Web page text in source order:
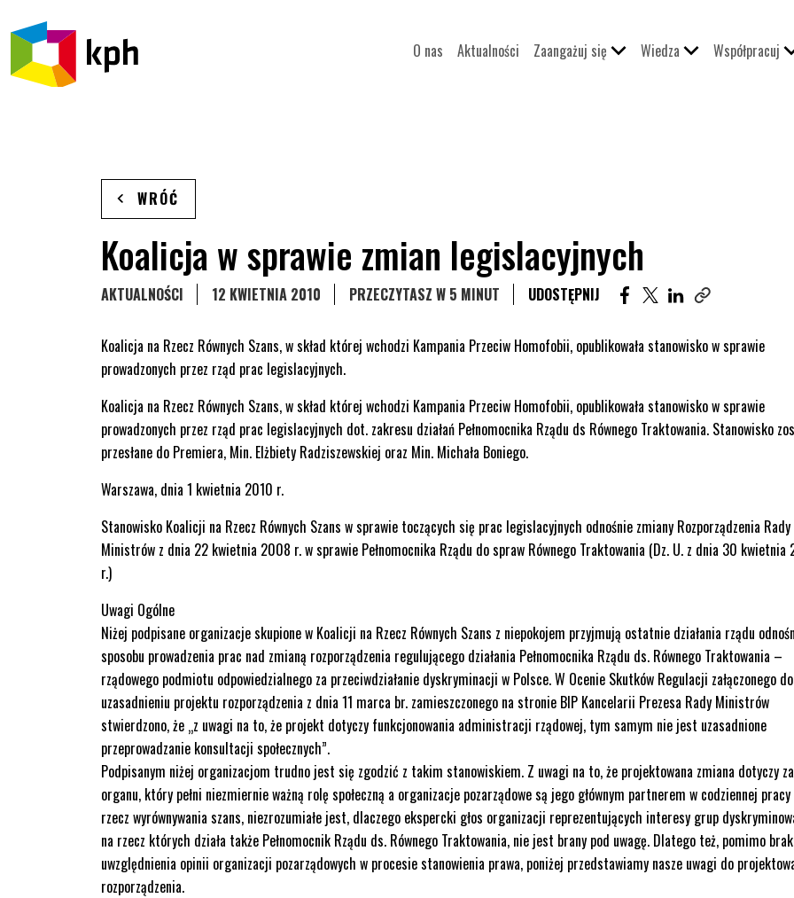
PRZEJDŹ DO TREŚCI
O nas Aktualności Zaangażuj się Wiedza Współpracuj
WRÓĆ
Koalicja w sprawie zmian legislacyjnych
STRONA KATEGORII WPISÓW
AKTUALNOŚCI 12 KWIETNIA 2010 PRZECZYTASZ W 5 MINUT UDOSTĘPNIJ UDOSTĘPNIJ ARTYKUŁ NA
UDOSTĘPNIJ
UDOSTĘPNIJ
Koalicja na Rzecz Równych Szans, w skład której wchodzi Kampania Przeciw Homofobii, opublikowała stanowisko w sprawie
prowadzonych przez rząd prac legislacyjnych.
Koalicja na Rzecz Równych Szans, w skład której wchodzi Kampania Przeciw Homofobii, opublikowała stanowisko w sprawie
prowadzonych przez rząd prac legislacyjnych dot. zakresu działań Pełnomocnika Rządu ds Równego Traktowania. Stanowisko
przesłane do Premiera, Min. Elżbiety Radziszewskiej oraz Min. Michała Boniego.
Warszawa, dnia 1 kwietnia 2010 r.
Stanowisko Koalicji na Rzecz Równych Szans w sprawie toczących się prac legislacyjnych odnośnie zmiany Rozporządzenia Rady
Ministrów z dnia 22 kwietnia 2008 r. w sprawie Pełnomocnika Rządu do spraw Równego Traktowania (Dz. U. z dnia 30 kwietnia
r.)
Uwagi Ogólne
Niżej podpisane organizacje skupione w Koalicji na Rzecz Równych Szans z niepokojem przyjmują ostatnie działania rządu
sposobu prowadzenia prac nad zmianą rozporządzenia regulującego działania Pełnomocnika Rządu ds. Równego Traktowania –
rządowego podmiotu odpowiedzialnego za przeciwdziałanie dyskryminacji w Polsce. W Ocenie Skutków Regulacji załączonego do
uzasadnieniu projektu rozporządzenia z dnia 11 marca br. zamieszczonego na stronie BIP Kancelarii Prezesa Rady Ministrów
stwierdzono, że „z uwagi na to, że projekt dotyczy funkcjonowania administracji rządowej, tym samym nie jest uzasadnione
przeprowadzanie konsultacji społecznych”.
Podpisanym niżej organizacjom trudno jest się zgodzić z takim stanowiskiem. Z uwagi na to, że projektowana zmiana dotyczy
organu, który pełni niezmiernie ważną rolę społeczną a organizacje pozarządowe są jego głównym partnerem w codziennej pracy
rzecz wyrównywania szans, niezrozumiałe jest, dlaczego ekspercki głos organizacji reprezentujących interesy grup
na rzecz których działa także Pełnomocnik Rządu ds. Równego Traktowania, nie jest brany pod uwagę. Dlatego też, pomimo
uwzględnienia opinii organizacji pozarządowych w procesie stanowienia prawa, poniżej przedstawiamy nasze uwagi do
rozporządzenia.